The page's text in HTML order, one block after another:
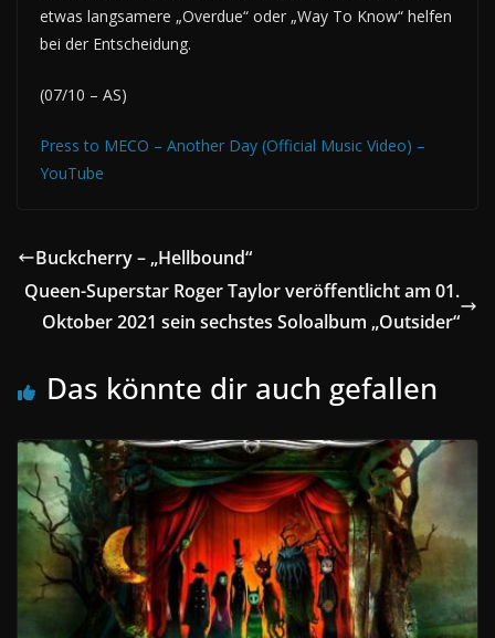
etwas langsamere „Overdue“ oder „Way To Know“ helfen
bei der Entscheidung.
(07/10 – AS)
Press to MECO – Another Day (Official Music Video) –
YouTube
Buckcherry – „Hellbound“
Queen-Superstar Roger Taylor veröffentlicht am 01.
Oktober 2021 sein sechstes Soloalbum „Outsider“
Das könnte dir auch gefallen